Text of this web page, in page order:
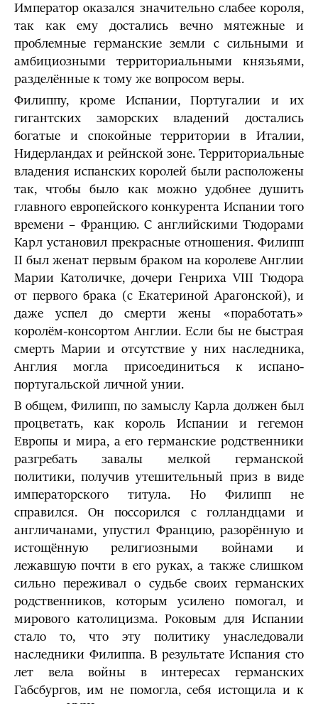
Император оказался значительно слабее короля,
так как ему достались вечно мятежные и
проблемные германские земли с сильными и
амбициозными территориальными князьями,
разделённые к тому же вопросом веры.
Филиппу, кроме Испании, Португалии и их
гигантских заморских владений достались
богатые и спокойные территории в Италии,
Нидерландах и рейнской зоне. Территориальные
владения испанских королей были расположены
так, чтобы было как можно удобнее душить
главного европейского конкурента Испании того
времени – Францию. С английскими Тюдорами
Карл установил прекрасные отношения. Филипп
II был женат первым браком на королеве Англии
Марии Католичке, дочери Генриха VIII Тюдора
от первого брака (с Екатериной Арагонской), и
даже успел до смерти жены «поработать»
королём-консортом Англии. Если бы не быстрая
смерть Марии и отсутствие у них наследника,
Англия могла присоединиться к испано-
португальской личной унии.
В общем, Филипп, по замыслу Карла должен был
процветать, как король Испании и гегемон
Европы и мира, а его германские родственники
разгребать завалы мелкой германской
политики, получив утешительный приз в виде
императорского титула. Но Филипп не
справился. Он поссорился с голландцами и
англичанами, упустил Францию, разорённую и
истощённую религиозными войнами и
лежавшую почти в его руках, а также слишком
сильно переживал о судьбе своих германских
родственников, которым усилено помогал, и
мирового католицизма. Роковым для Испании
стало то, что эту политику унаследовали
наследники Филиппа. В результате Испания сто
лет вела войны в интересах германских
Габсбургов, им не помогла, себя истощила и к